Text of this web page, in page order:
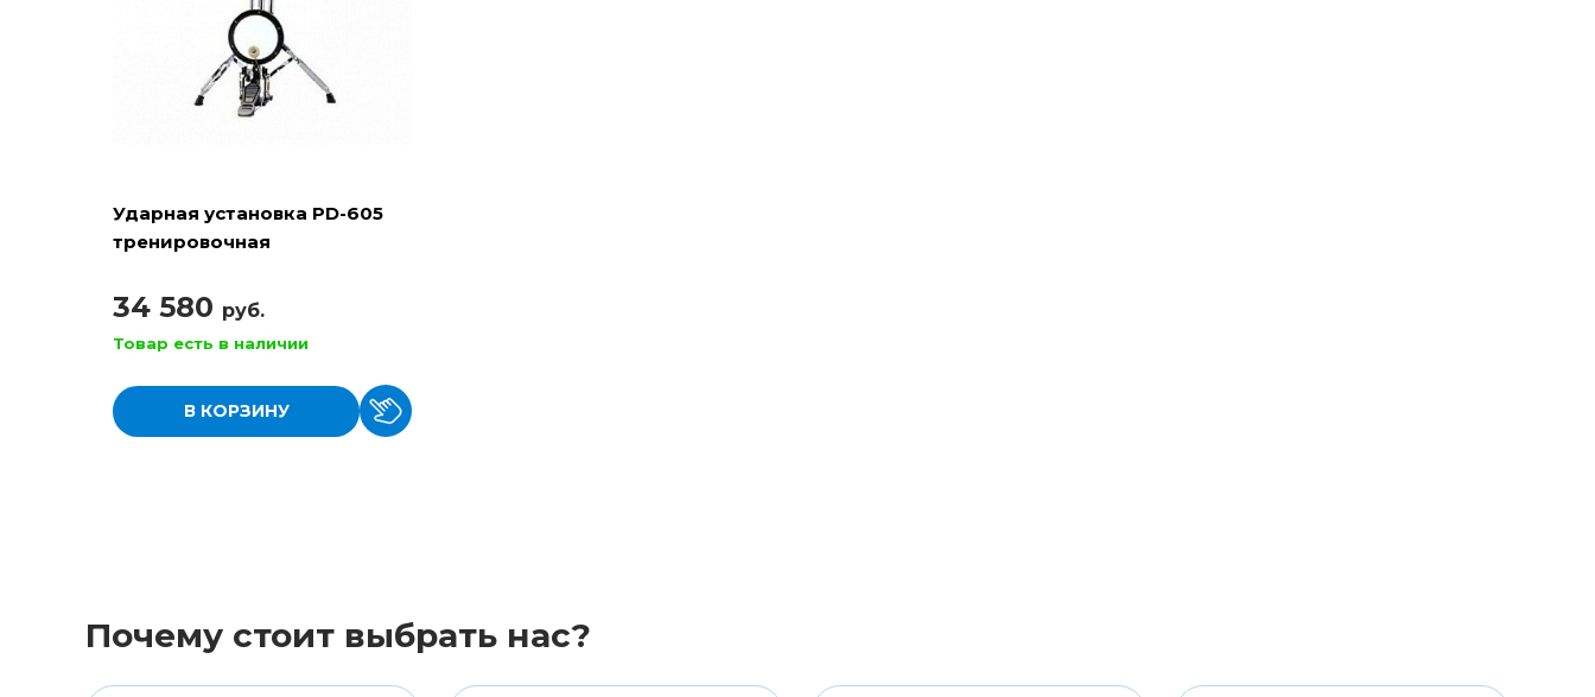
Ударная установка PD-605
тренировочная
34 580 руб.
Товар есть в наличии
В КОРЗИНУ
Почему стоит выбрать нас?